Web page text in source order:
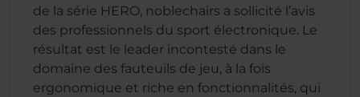
de la série HERO, noblechairs a sollicité l’avis
des professionnels du sport électronique. Le
résultat est le leader incontesté dans le
domaine des fauteuils de jeu, à la fois
ergonomique et riche en fonctionnalités, qui